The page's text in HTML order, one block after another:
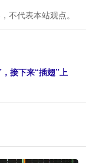
不代表本站观点。
接下来“插翅”上